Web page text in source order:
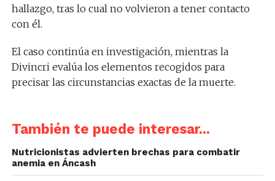
hallazgo, tras lo cual no volvieron a tener contacto
con él.
El caso continúa en investigación, mientras la
Divincri evalúa los elementos recogidos para
precisar las circunstancias exactas de la muerte.
También te puede interesar...
Nutricionistas advierten brechas para combatir
anemia en Áncash